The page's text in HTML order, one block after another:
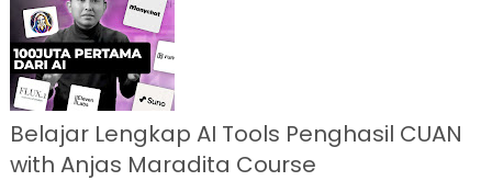
Belajar Lengkap AI Tools Penghasil CUAN
with Anjas Maradita Course